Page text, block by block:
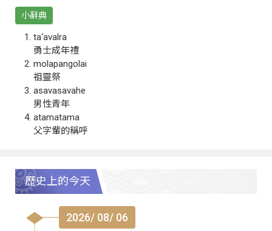
小辭典
ta‘avalra
勇士成年禮
molapangolai
祖靈祭
asavasavahe
男性青年
atamatama
父字輩的稱呼
歷史上的今天
2026/ 08/ 06